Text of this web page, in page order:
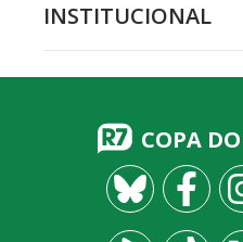
INSTITUCIONAL
COPA